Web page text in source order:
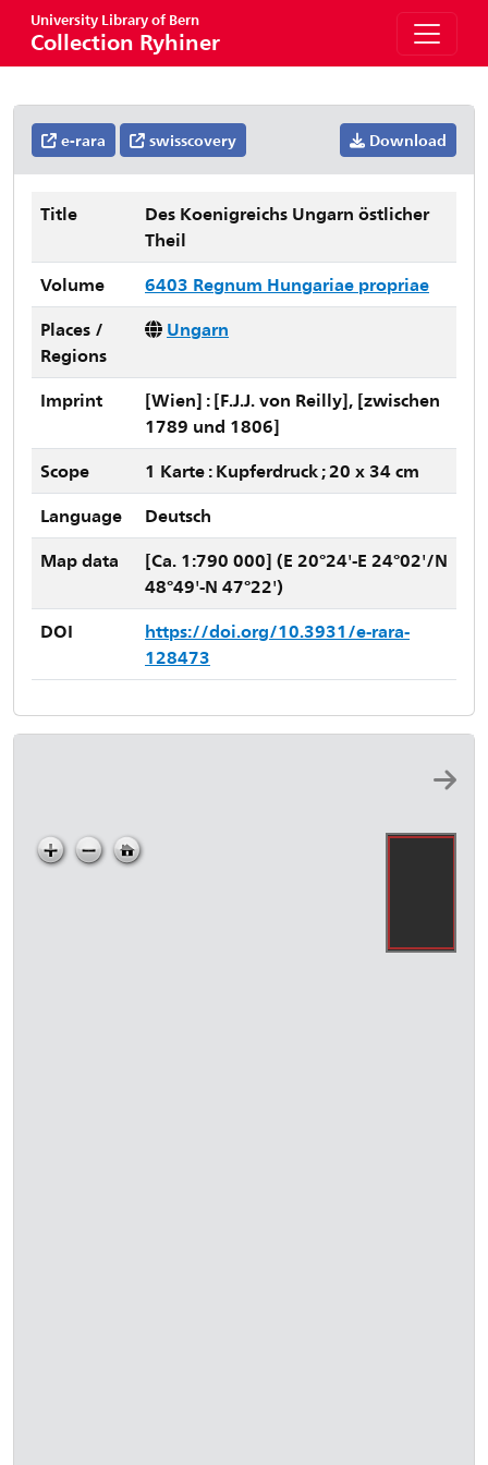
University Library of Bern
Collection Ryhiner
e-rara swisscovery Download
Title
Des Koenigreichs Ungarn östlicher
Theil
Volume
6403 Regnum Hungariae propriae
Places /
Regions
Ungarn
Imprint
[Wien] : [F.J.J. von Reilly], [zwischen
1789 und 1806]
Scope
1 Karte : Kupferdruck ; 20 x 34 cm
Language
Deutsch
Map data
[Ca. 1:790 000] (E 20°24'-E 24°02'/N
48°49'-N 47°22')
DOI
https://doi.org/10.3931/e-rara-
128473